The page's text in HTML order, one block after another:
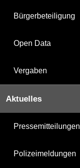
Bürgerbeteiligung
Open Data
Vergaben
Aktuelles
Pressemitteilungen
Polizeimeldungen